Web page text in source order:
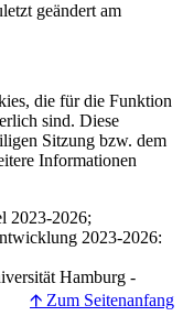
geändert am
die für die Funktion
sind. Diese
Sitzung bzw. dem
Informationen
2023-2026;
2023-2026:
Hamburg -
🡩 Zum Seitenanfang